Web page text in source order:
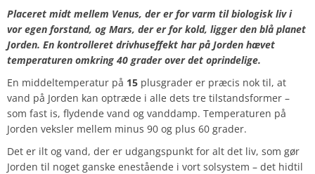
Placeret midt mellem Venus, der er for varm til biologisk liv i
vor egen forstand, og Mars, der er for kold, ligger den blå planet
Jorden. En kontrolleret drivhuseffekt har på Jorden hævet
temperaturen omkring 40 grader over det oprindelige.
En middeltemperatur på 15 plusgrader er præcis nok til, at
vand på Jorden kan optræde i alle dets tre tilstandsformer –
som fast is, flydende vand og vanddamp. Temperaturen på
Jorden veksler mellem minus 90 og plus 60 grader.
Det er ilt og vand, der er udgangspunkt for alt det liv, som gør
Jorden til noget ganske enestående i vort solsystem – det hidtil